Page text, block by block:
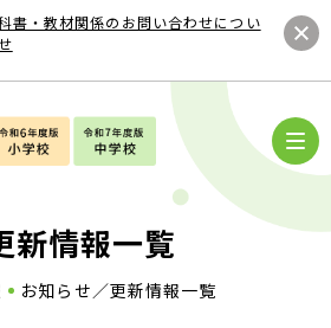
書・教材関係のお問い合わせについ
新情報一覧
お知らせ／更新情報一覧